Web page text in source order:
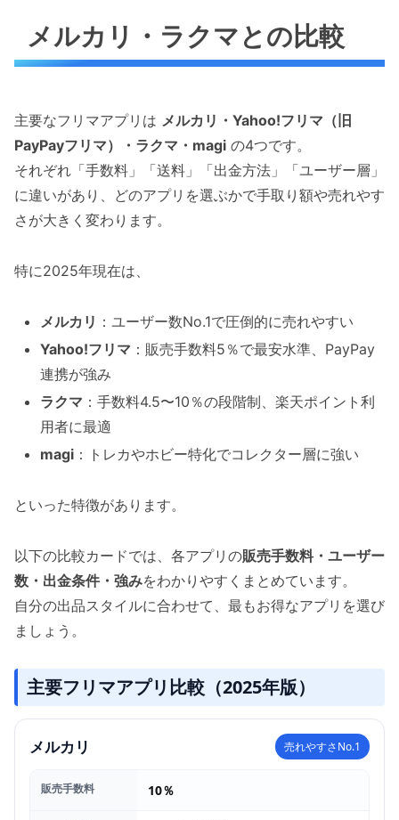
メルカリ・ラクマとの比較
主要なフリマアプリは メルカリ・Yahoo!フリマ（旧
PayPayフリマ）・ラクマ・magi の4つです。
それぞれ「手数料」「送料」「出金方法」「ユーザー層」
に違いがあり、どのアプリを選ぶかで手取り額や売れやす
さが大きく変わります。
特に2025年現在は、
メルカリ ：ユーザー数No.1で圧倒的に売れやすい
Yahoo!フリマ ：販売手数料5％で最安水準、PayPay
連携が強み
ラクマ ：手数料4.5〜10％の段階制、楽天ポイント利
用者に最適
magi ：トレカやホビー特化でコレクター層に強い
といった特徴があります。
以下の比較カードでは、各アプリの販売手数料・ユーザー
数・出金条件・強みをわかりやすくまとめています。
自分の出品スタイルに合わせて、最もお得なアプリを選び
ましょう。
主要フリマアプリ比較（2025年版）
メルカリ 売れやすさNo.1
販売手数料 10％